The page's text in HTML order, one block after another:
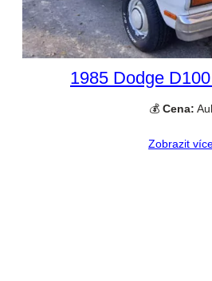
1985 Dodge
💰 Cena:
Zobrazit